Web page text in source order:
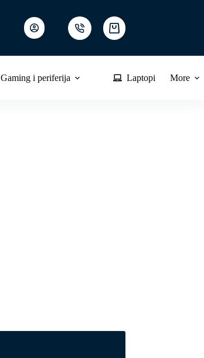
Shopping
cart
Gaming i periferija Laptopi More